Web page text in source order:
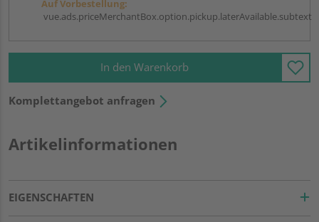
Auf Vorbestellung:
vue.ads.priceMerchantBox.option.pickup.laterAvailable.subtext
In den Warenkorb
Komplettangebot anfragen
Artikelinformationen
EIGENSCHAFTEN